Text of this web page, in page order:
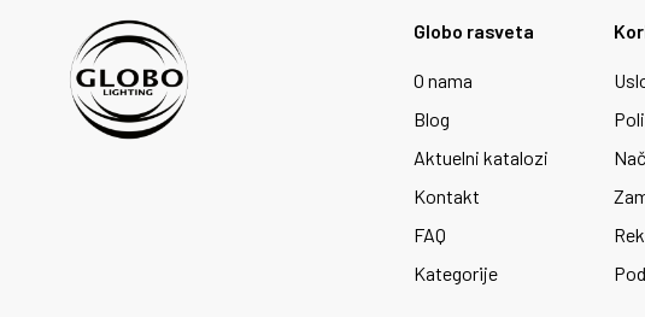
Globo rasveta
O nama
Blog
Aktuelni katalozi
Kontakt
FAQ
Kategorije